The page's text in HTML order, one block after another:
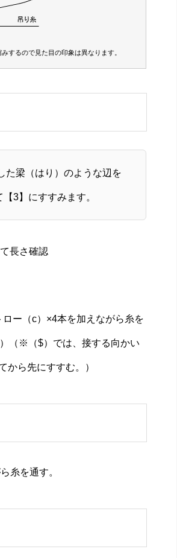
するので見た目の印象は異なります。
た梁（はり）のような辺を
3】にすすみます。
長さ確認
（c）×4本を加えながら糸を
（※（$）では、接する向かい
から先にすすむ。）
を通す。